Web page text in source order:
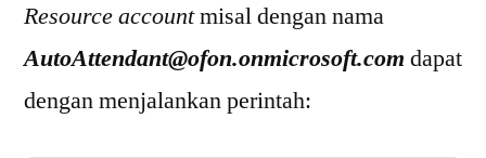
Resource accountmisal dengan nama
AutoAttendant@ofon.onmicrosoft.com dapat
dengan menjalankan perintah: